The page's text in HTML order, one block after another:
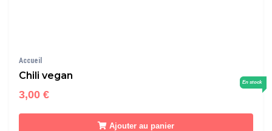
Accueil
Chili vegan
3,00 €
En stock
Ajouter au panier